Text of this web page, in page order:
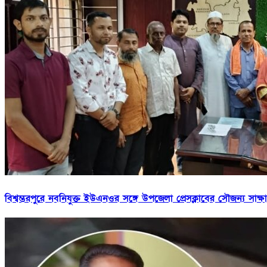
বিশ্বম্ভরপুরে নবনিযুক্ত ইউএনওর সঙ্গে উপজেলা প্রেসক্লাবের সৌজন্য